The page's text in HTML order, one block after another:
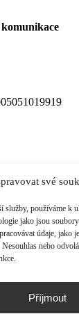
své
používáme k
jako jsou
údaje, jako
nebo
Příjmout